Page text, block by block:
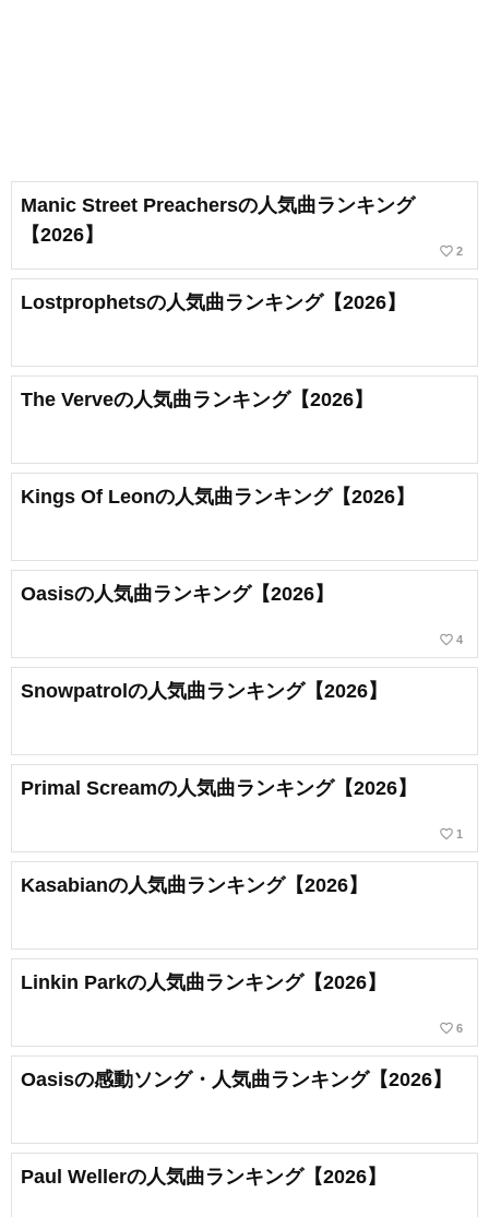
Manic Street Preachersの人気曲ランキング
【2026】
favorite_border 2
Lostprophetsの人気曲ランキング【2026】
The Verveの人気曲ランキング【2026】
Kings Of Leonの人気曲ランキング【2026】
Oasisの人気曲ランキング【2026】
favorite_border 4
Snowpatrolの人気曲ランキング【2026】
Primal Screamの人気曲ランキング【2026】
favorite_border 1
Kasabianの人気曲ランキング【2026】
Linkin Parkの人気曲ランキング【2026】
favorite_border 6
Oasisの感動ソング・人気曲ランキング【2026】
Paul Wellerの人気曲ランキング【2026】